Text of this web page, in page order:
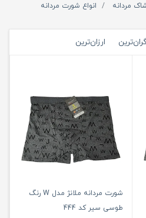
مردانه
انواع شورت مردانه
ارزان‌ترین
شورت مردانه ملانژ مدل W رنگ
طوسی سیر کد 444